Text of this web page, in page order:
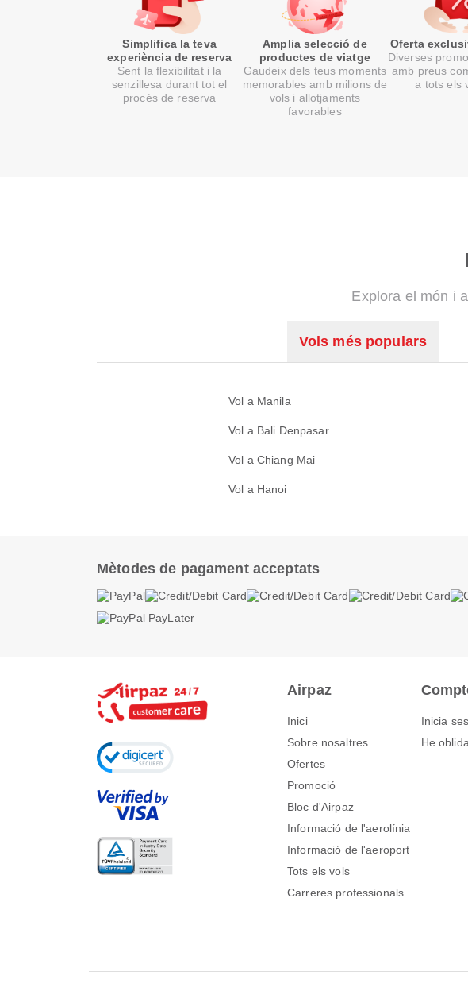
Simplifica la teva
experiència de reserva
Sent la flexibilitat i la
senzillesa durant tot el
procés de reserva
Amplia selecció de
productes de viatge
Gaudeix dels teus moments
memorables amb milions de
vols i allotjaments
favorables
Oferta
Diverses
amb preus
a tots els
Explora el món i
Vols més populars
Vol a Manila
Vol a Bali Denpasar
Vol a Chiang Mai
Vol a Hanoi
Mètodes de pagament acceptats
Airpaz
Inici
Sobre nosaltres
Ofertes
Promoció
Bloc d'Airpaz
Informació de l'aerolínia
Informació de l'aeroport
Tots els vols
Carreres professionals
Inicia
He